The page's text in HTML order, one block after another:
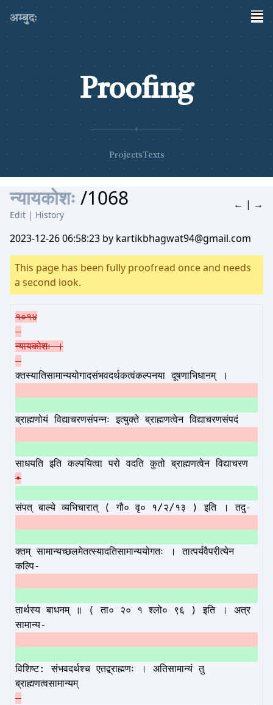
अम्बुदः
Proofing
✦
ProjectsTexts
न्यायकोशः /1068
Edit | History
← | →
2023-12-26 06:58:23 by kartikbhagwat94@gmail.com
This page has been fully proofread once and needs
a second look.
१०१४
न्यायकोशः ।
क्तस्यातिसामान्ययोगादसंभवदर्थकत्वंकल्पनया दूषणाभिधानम् ।
ब्राह्मणोयं विद्याचरणसंपन्नः इत्युक्ते ब्राह्मणत्वेन विद्याचरणसंपदं
साधयति इति कल्पयित्वा परो वदति कुतो ब्राह्मणत्वेन विद्याचरण
•
संपत् बाल्ये व्यभिचारात् ( गौ० वृ० १/२/१३ ) इति । तदु-
क्तम् सामान्यच्छलमेतत्स्यादतिसामान्ययोगतः । तात्पर्यवैपरीत्येन
कल्पि-
तार्थस्य बाधनम् ॥ ( ता० २० १ श्लो० ९६ ) इति । अत्र
सामान्य-
विशिष्ट: संभवदर्थश्च एतद्ब्राह्मणः । अतिसामान्यं तु
ब्राह्मणत्वसामान्यम्